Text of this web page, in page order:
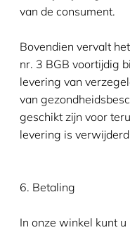
van de consument.
Bovendien vervalt
nr. 3 BGB voortijdig
levering van
van
geschikt zijn voor
levering is
6. Betaling
In onze winkel kunt